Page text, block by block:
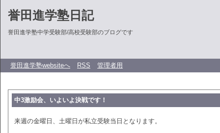
誉田進学塾日記
誉田進学塾中学受験部/高校受験部のブログです
誉田進学塾websiteへ RSS 管理者用
中3激励会、いよいよ決戦です！
来週の金曜日、土曜日が私立受験当日となります。